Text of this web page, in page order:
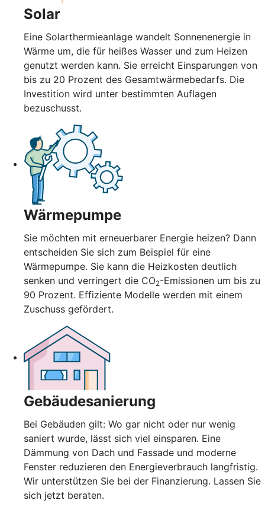
Solar
Eine Solarthermieanlage wandelt Sonnenenergie in
Wärme um, die für heißes Wasser und zum Heizen
genutzt werden kann. Sie erreicht Einsparungen von
bis zu 20 Prozent des Gesamtwärmebedarfs. Die
Investition wird unter bestimmten Auflagen
bezuschusst.
Wärmepumpe
Sie möchten mit erneuerbarer Energie heizen? Dann
entscheiden Sie sich zum Beispiel für eine
Wärmepumpe. Sie kann die Heizkosten deutlich
senken und verringert die CO2-Emissionen um bis zu
90 Prozent. Effiziente Modelle werden mit einem
Zuschuss gefördert.
Gebäudesanierung
Bei Gebäuden gilt: Wo gar nicht oder nur wenig
saniert wurde, lässt sich viel einsparen. Eine
Dämmung von Dach und Fassade und moderne
Fenster reduzieren den Energieverbrauch langfristig.
Wir unterstützen Sie bei der Finanzierung. Lassen Sie
sich jetzt beraten.